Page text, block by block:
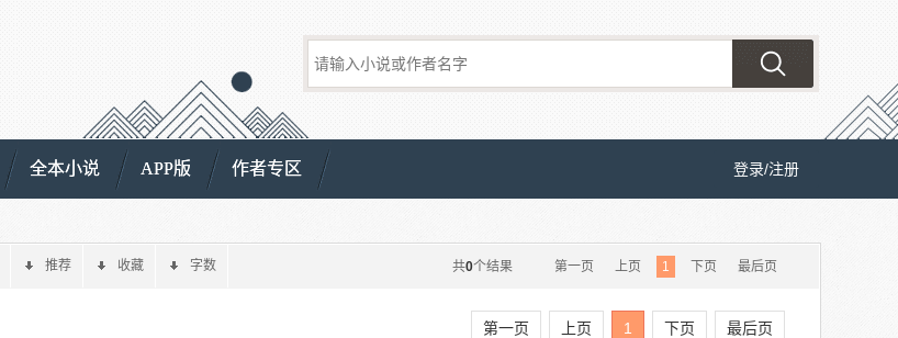
全本小说 APP版 作者专区 登录/注册
推荐 收藏 字数 第一页 上页 1 下页 最后页
共0个结果
第一页 上页 1 下页 最后页